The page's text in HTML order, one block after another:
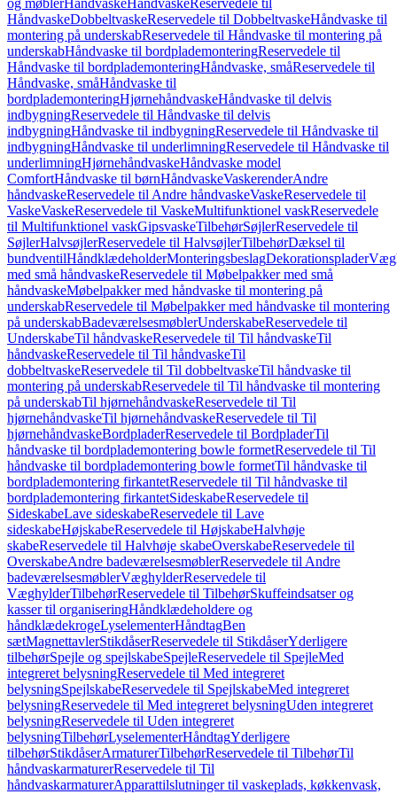
og møblerHåndvaskeHåndvaskeReservedele til
HåndvaskeDobbeltvaskeReservedele til DobbeltvaskeHåndvaske til
montering på underskabReservedele til Håndvaske til montering på
underskabHåndvaske til bordplademonteringReservedele til
Håndvaske til bordplademonteringHåndvaske, småReservedele til
Håndvaske, småHåndvaske til
bordplademonteringHjørnehåndvaskeHåndvaske til delvis
indbygningReservedele til Håndvaske til delvis
indbygningHåndvaske til indbygningReservedele til Håndvaske til
indbygningHåndvaske til underlimningReservedele til Håndvaske til
underlimningHjørnehåndvaskeHåndvaske model
ComfortHåndvaske til børnHåndvaskeVaskerenderAndre
håndvaskeReservedele til Andre håndvaskeVaskeReservedele til
VaskeVaskeReservedele til VaskeMultifunktionel vaskReservedele
til Multifunktionel vaskGipsvaskeTilbehørSøjlerReservedele til
SøjlerHalvsøjlerReservedele til HalvsøjlerTilbehørDæksel til
bundventilHåndklædeholderMonteringsbeslagDekorationsplader
med små håndvaskeReservedele til Møbelpakker med små
håndvaskeMøbelpakker med håndvaske til montering på
underskabReservedele til Møbelpakker med håndvaske til montering
på underskabBadeværelsesmøblerUnderskabeReservedele til
UnderskabeTil håndvaskeReservedele til Til håndvaskeTil
håndvaskeReservedele til Til håndvaskeTil
dobbeltvaskeReservedele til Til dobbeltvaskeTil håndvaske til
montering på underskabReservedele til Til håndvaske til montering
på underskabTil hjørnehåndvaskeReservedele til Til
hjørnehåndvaskeTil hjørnehåndvaskeReservedele til Til
hjørnehåndvaskeBordpladerReservedele til BordpladerTil
håndvaske til bordplademontering bowle formetReservedele til Til
håndvaske til bordplademontering bowle formetTil håndvaske til
bordplademontering firkantetReservedele til Til håndvaske til
bordplademontering firkantetSideskabeReservedele til
SideskabeLave sideskabeReservedele til Lave
sideskabeHøjskabeReservedele til HøjskabeHalvhøje
skabeReservedele til Halvhøje skabeOverskabeReservedele til
OverskabeAndre badeværelsesmøblerReservedele til Andre
badeværelsesmøblerVæghylderReservedele til
VæghylderTilbehørReservedele til TilbehørSkuffeindsatser og
kasser til organiseringHåndklædeholdere og
håndklædekrogeLyselementerHåndtagBen
sætMagnettavlerStikdåserReservedele til StikdåserYderligere
tilbehørSpejle og spejlskabeSpejleReservedele til SpejleMed
integreret belysningReservedele til Med integreret
belysningSpejlskabeReservedele til SpejlskabeMed integreret
belysningReservedele til Med integreret belysningUden integreret
belysningReservedele til Uden integreret
belysningTilbehørLyselementerHåndtagYderligere
tilbehørStikdåserArmaturerTilbehørReservedele til TilbehørTil
håndvaskarmaturerReservedele til Til
håndvaskarmaturerApparattilslutninger til vaskeplads, køkkenvask,